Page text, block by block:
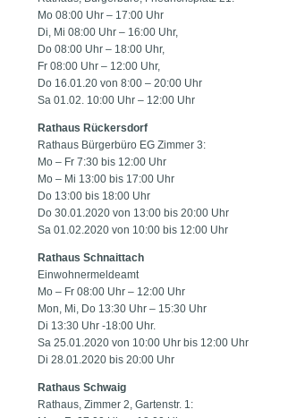
Mo 08:00 Uhr – 17:00 Uhr
Di, Mi 08:00 Uhr – 16:00 Uhr,
Do 08:00 Uhr – 18:00 Uhr,
Fr 08:00 Uhr – 12:00 Uhr,
Do 16.01.20 von 8:00 – 20:00 Uhr
Sa 01.02. 10:00 Uhr – 12:00 Uhr
Rathaus Rückersdorf
Rathaus Bürgerbüro EG Zimmer 3:
Mo – Fr 7:30 bis 12:00 Uhr
Mo – Mi 13:00 bis 17:00 Uhr
Do 13:00 bis 18:00 Uhr
Do 30.01.2020 von 13:00 bis 20:00 Uhr
Sa 01.02.2020 von 10:00 bis 12:00 Uhr
Rathaus Schnaittach
Einwohnermeldeamt
Mo – Fr 08:00 Uhr – 12:00 Uhr
Mon, Mi, Do 13:30 Uhr – 15:30 Uhr
Di 13:30 Uhr -18:00 Uhr.
Sa 25.01.2020 von 10:00 Uhr bis 12:00 Uhr
Di 28.01.2020 bis 20:00 Uhr
Rathaus Schwaig
Rathaus, Zimmer 2, Gartenstr. 1: